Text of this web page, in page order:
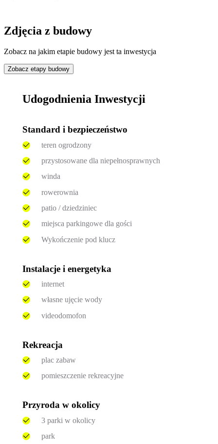
Zdjęcia z budowy
Zobacz na jakim etapie budowy jest ta inwestycja
Zobacz etapy budowy
Udogodnienia Inwestycji
Standard i bezpieczeństwo
teren ogrodzony
przystosowane dla niepełnosprawnych
winda
rowerownia
patio / dziedziniec
miejsca parkingowe dla gości
Wykończenie pod klucz
Instalacje i energetyka
internet
własne ujęcie wody
videodomofon
Rekreacja
plac zabaw
pomieszczenie rekreacyjne
Przyroda w okolicy
3 parki w okolicy
park